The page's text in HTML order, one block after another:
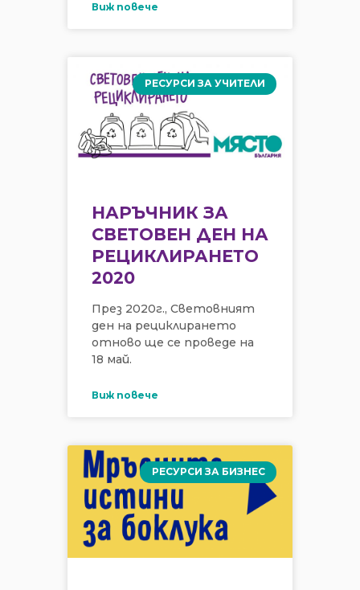
Виж повече
РЕСУРСИ ЗА УЧИТЕЛИ
НАРЪЧНИК ЗА
СВЕТОВЕН ДЕН НА
РЕЦИКЛИРАНЕТО
2020
През 2020г., Световният
ден на рециклирането
отново ще се проведе на
18 май.
Виж повече
РЕСУРСИ ЗА БИЗНЕС